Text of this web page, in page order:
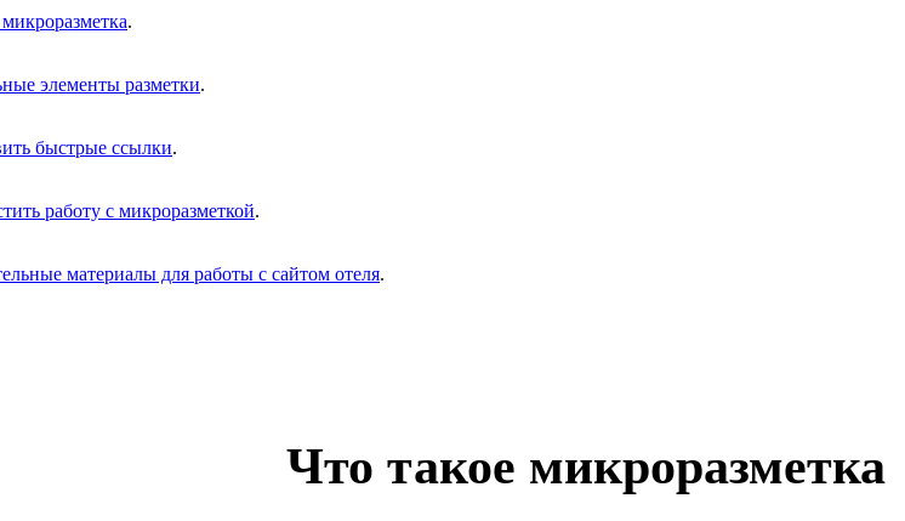
.
элементы разметки.
быстрые ссылки.
работу с микроразметкой.
материалы для работы с сайтом отеля.
Что такое микроразметка